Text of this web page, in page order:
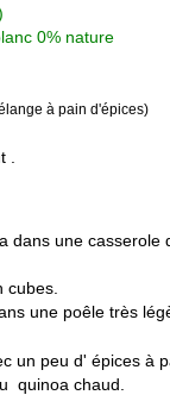
0% nature
à pain d'épices)
dans une casserole
cubes.
une poêle très
un peu d' épices à
quinoa chaud.